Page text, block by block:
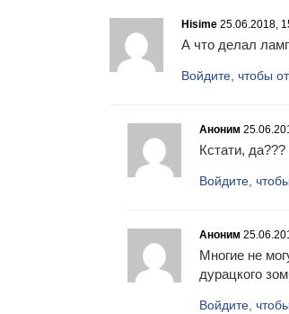
Hisime 25.06.2018,
А что делал
Войдите, чтобы
Аноним
Кстати, да???
Войдите,
Аноним
Многие не
дурацкого
Войдите,